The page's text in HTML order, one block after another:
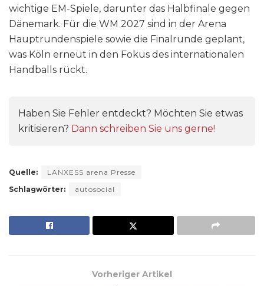
wichtige EM-Spiele, darunter das Halbfinale gegen
Dänemark. Für die WM 2027 sind in der Arena
Hauptrundenspiele sowie die Finalrunde geplant,
was Köln erneut in den Fokus des internationalen
Handballs rückt.
Haben Sie Fehler entdeckt? Möchten Sie etwas
kritisieren? Dann schreiben Sie uns gerne!
Quelle:
LANXESS arena Presse
Schlagwörter:
autosocial
Vorheriger Artikel